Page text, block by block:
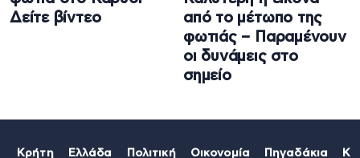
Δείτε βίντεο
από το μέτωπο της
φωτιάς – Παραμένουν
οι δυνάμεις στο
σημείο
Κρήτη Ελλάδα Πολιτική Οικονομία Πηγαδάκια